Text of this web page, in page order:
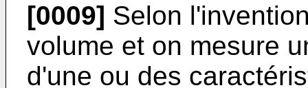
[0009] Selon
volume et on mesure
d'une ou des